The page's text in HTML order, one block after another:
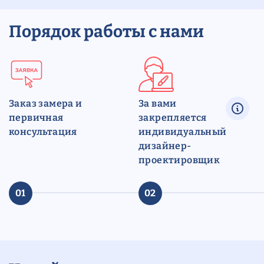
Порядок работы с нами
Заказ замера и
первичная
консультация
01
За вами
закрепляется
индивидуальный
дизайнер-
проектировщик
02